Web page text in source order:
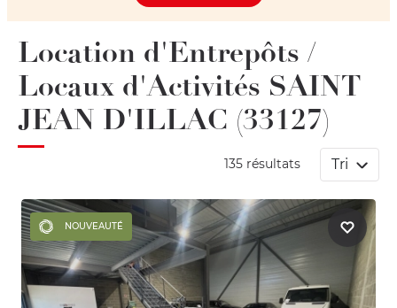
Location d'Entrepôts /
Locaux d'Activités SAINT
JEAN D'ILLAC (33127)
135 résultats Tri
NOUVEAUTÉ